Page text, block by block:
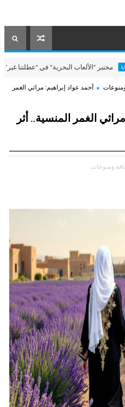
"الألعاب البحرية" في "عطلتنا غير" بالحمرية
أحمد عواد إبراهيم: مراثي الغمر
الغمر المنسية.. أثر
ومنوعات,